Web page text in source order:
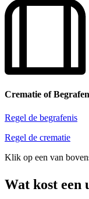
Crematie of
Regel de begrafenis
Regel de crematie
Klik op een van
Wat kost